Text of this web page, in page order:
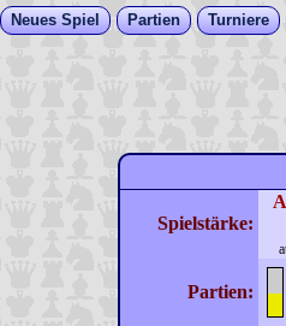
Neues Spiel Partien Turniere
Spielstärke:
Partien: